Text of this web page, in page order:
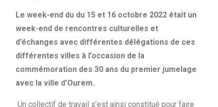
Le week-end du du 15 et 16 octobre 2022 était un
week-end de rencontres culturelles et
d’échanges avec différentes délégations de ces
différentes villes à l’occasion de la
commémoration des 30 ans du premier jumelage
avec la ville d’Ourem.
Un collectif de travail s’est ainsi constitué pour faire